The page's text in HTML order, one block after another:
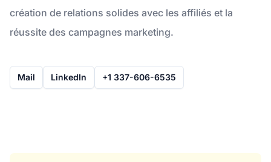
création de relations solides avec les affiliés et la
réussite des campagnes marketing.
Mail LinkedIn +1 337-606-6535